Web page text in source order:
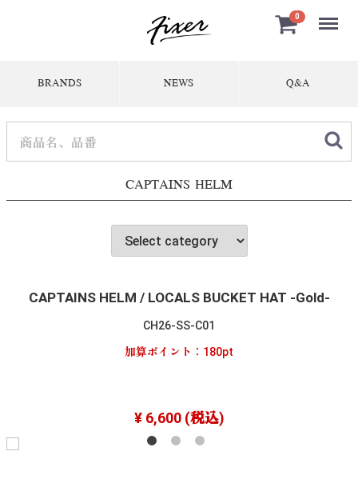
0 Menu
BRANDS NEWS Q&A
CAPTAINS HELM
CAPTAINS HELM / LOCALS BUCKET HAT -Gold-
CH26-SS-C01
加算ポイント： 180pt
¥ 6,600(税込)